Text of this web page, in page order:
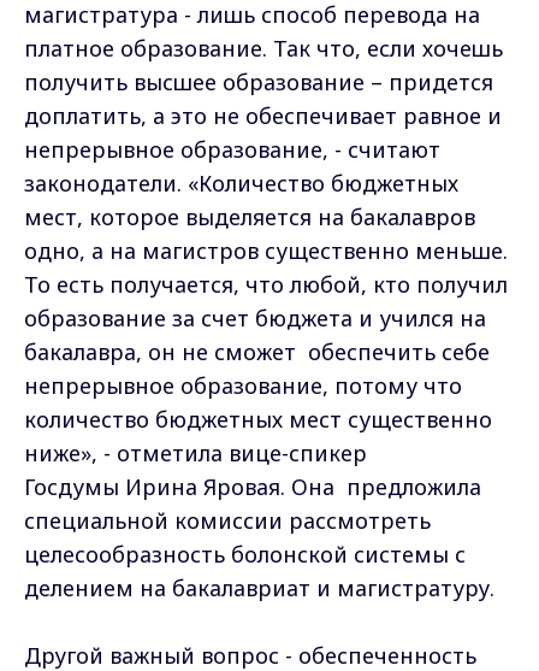
магистратура - лишь способ перевода на
платное образование. Так что, если хочешь
получить высшее образование – придется
доплатить, а это не обеспечивает равное и
непрерывное образование, - считают
законодатели. «Количество бюджетных
мест, которое выделяется на бакалавров
одно, а на магистров существенно меньше.
То есть получается, что любой, кто получил
образование за счет бюджета и учился на
бакалавра, он не сможет обеспечить себе
непрерывное образование, потому что
количество бюджетных мест существенно
ниже», - отметила вице-спикер
Госдумы Ирина Яровая. Она предложила
специальной комиссии рассмотреть
целесообразность болонской системы с
делением на бакалавриат и магистратуру.
Другой важный вопрос - обеспеченность